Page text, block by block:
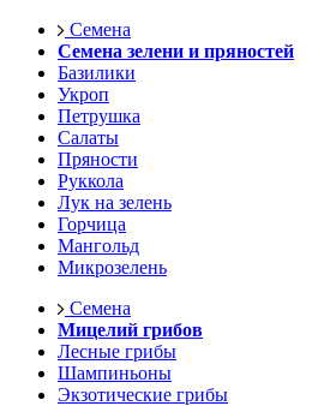
Семена
Семена зелени и пряностей
Базилики
Укроп
Петрушка
Салаты
Пряности
Руккола
Лук на зелень
Горчица
Мангольд
Микрозелень
Семена
Мицелий грибов
Лесные грибы
Шампиньоны
Экзотические грибы